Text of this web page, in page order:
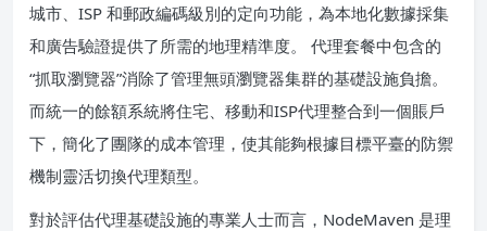
城市、ISP 和郵政編碼級別的定向功能，為本地化數據採集
和廣告驗證提供了所需的地理精準度。 代理套餐中包含的
“抓取瀏覽器”消除了管理無頭瀏覽器集群的基礎設施負擔。
而統一的餘額系統將住宅、移動和ISP代理整合到一個賬戶
下，簡化了團隊的成本管理，使其能夠根據目標平臺的防禦
機制靈活切換代理類型。
對於評估代理基礎設施的專業人士而言，NodeMaven 是理